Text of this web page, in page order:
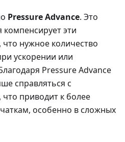
Pressure Advance. Это
эти
нужное количество
ускорении или
Pressure Advance
справляться с
приводит к более
особенно в сложных